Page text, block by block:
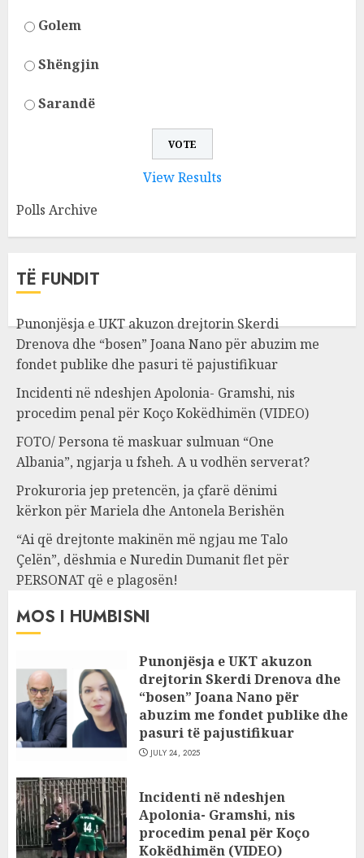
Golem
Shëngjin
Sarandë
View Results
Polls Archive
TË FUNDIT
Punonjësja e UKT akuzon drejtorin Skerdi
Drenova dhe “bosen” Joana Nano për abuzim me
fondet publike dhe pasuri të pajustifikuar
Incidenti në ndeshjen Apolonia- Gramshi, nis
procedim penal për Koço Kokëdhimën (VIDEO)
FOTO/ Persona të maskuar sulmuan “One
Albania”, ngjarja u fsheh. A u vodhën serverat?
Prokuroria jep pretencën, ja çfarë dënimi
kërkon për Mariela dhe Antonela Berishën
“Ai që drejtonte makinën më ngjau me Talo
Çelën”, dëshmia e Nuredin Dumanit flet për
PERSONAT që e plagosën!
MOS I HUMBISNI
Punonjësja e UKT akuzon
drejtorin Skerdi Drenova dhe
“bosen” Joana Nano për
abuzim me fondet publike dhe
pasuri të pajustifikuar
JULY 24, 2025
Incidenti në ndeshjen
Apolonia- Gramshi, nis
procedim penal për Koço
Kokëdhimën (VIDEO)